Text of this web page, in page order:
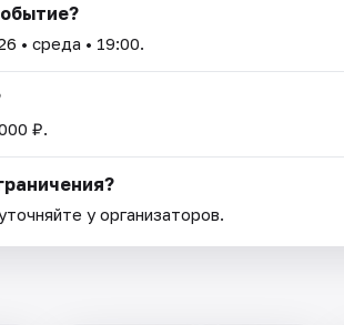
• среда • 19:00.
₽.
у организаторов.